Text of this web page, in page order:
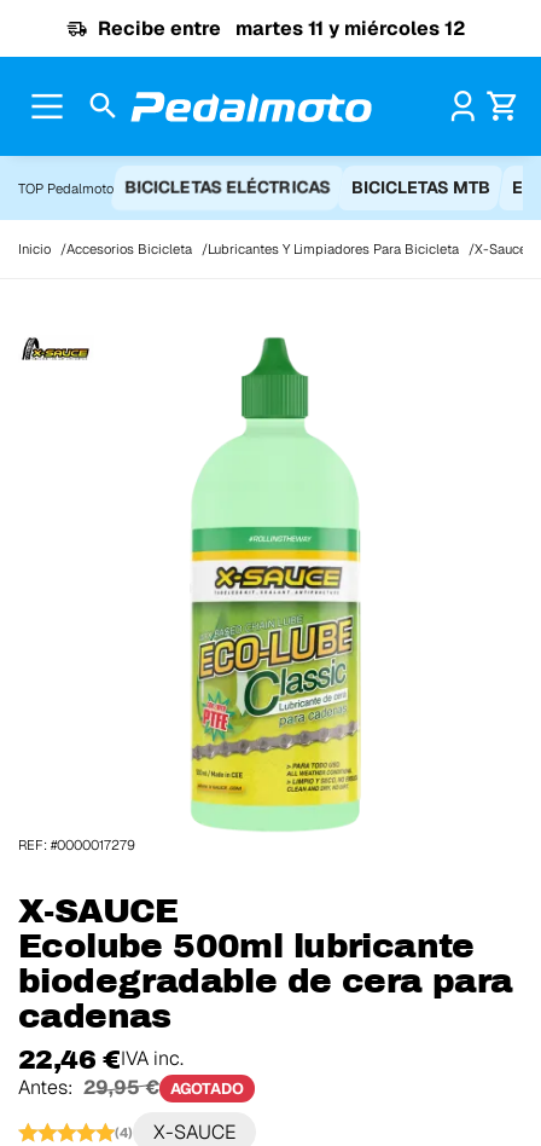
Recibe entre martes 11 y miércoles 12
TOP Pedalmoto BICICLETAS ELÉCTRICAS BICICLETAS MTB
Inicio Accesorios Bicicleta Lubricantes Y Limpiadores Para Bicicleta X-Sauce
X-SAUCE
Ecolube 500ml lubricante
biodegradable de cera para
cadenas
22,46 €IVA inc.
Antes: 29,95 € AGOTADO
(4)
X-SAUCE
REF: #0000017279